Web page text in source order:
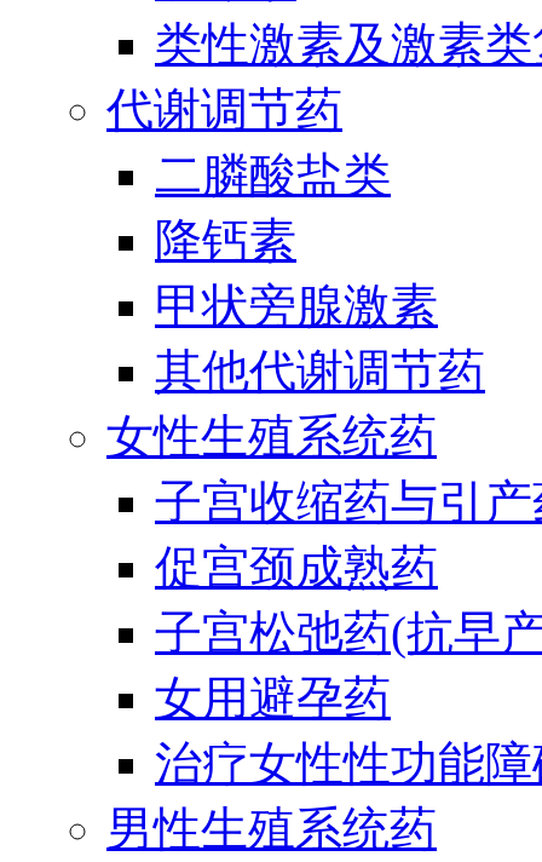
类性激素及激素
代谢调节药
二膦酸盐类
降钙素
甲状旁腺激素
其他代谢调节药
女性生殖系统药
子宫收缩药与引
促宫颈成熟药
子宫松弛药(抗早
女用避孕药
治疗女性性功能
男性生殖系统药